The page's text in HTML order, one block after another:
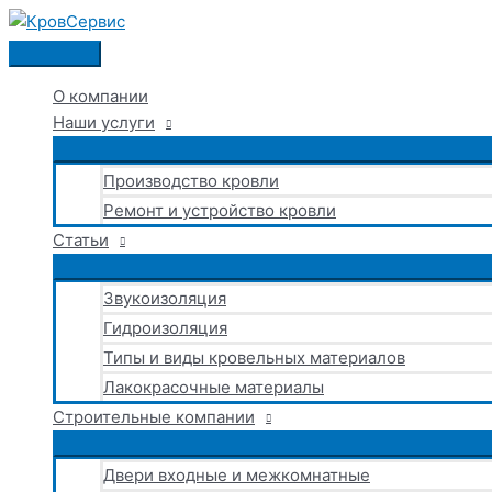
Перейти
к
содержимому
Главное
меню
О компании
Наши услуги
Производство кровли
Ремонт и устройство кровли
Статьи
Звукоизоляция
Гидроизоляция
Типы и виды кровельных материалов
Лакокрасочные материалы
Строительные компании
Двери входные и межкомнатные